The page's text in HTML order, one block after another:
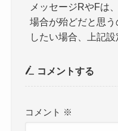
メッセージRやFは
場合が殆どだと思
したい場合、上記
コメントする
コメント ※